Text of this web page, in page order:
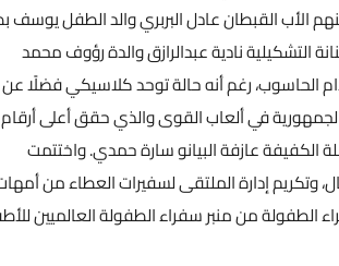
الأب القبطان عادل البربري والد الطفل يوسف
التشكيلية نادية عبدالرازق والدة رؤوف محمد
الحاسوب، رغم أنه حالة توحد كلاسيكي فضلًا عن
في ألعاب القوى والذي حقق أعلى أرقام
الكفيفة عازفة البيانو سارة حمدي. واختتمت
إدارة الملتقى لسفيرات العطاء من
الطفولة من منبر سفراء الطفولة العالميين